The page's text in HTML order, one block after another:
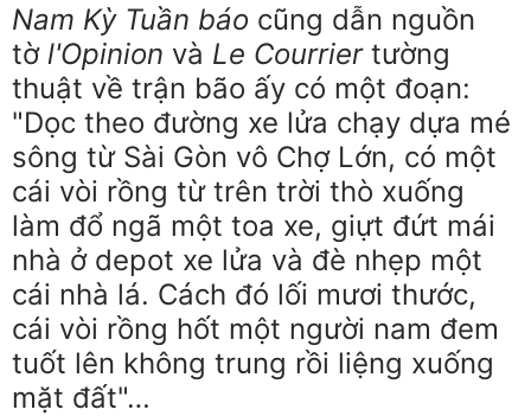
Nam Kỳ Tuần báo cũng dẫn nguồn
tờ l'Opinion và Le Courriertường
thuật về trận bão ấy có một đoạn:
"Dọc theo đường xe lửa chạy dựa mé
sông từ Sài Gòn vô Chợ Lớn, có một
cái vòi rồng từ trên trời thò xuống
làm đổ ngã một toa xe, giựt đứt mái
nhà ở depot xe lửa và đè nhẹp một
cái nhà lá. Cách đó lối mươi thước,
cái vòi rồng hốt một người nam đem
tuốt lên không trung rồi liệng xuống
mặt đất"…